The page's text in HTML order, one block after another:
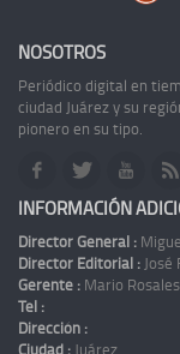
NOSOTROS
Periódico digital en
ciudad Juárez y su
pionero en su tipo.
INFORMACIÓN
Director General :
Director Editorial : José
Gerente : Mario
Tel :
Dirección :
Ciudad : Juárez